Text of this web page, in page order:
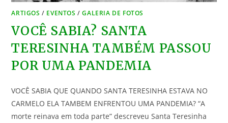
ARTIGOS / EVENTOS /GALERIA DE FOTOS
VOCÊ SABIA? SANTA
TERESINHA TAMBÉM PASSOU
POR UMA PANDEMIA
VOCÊ SABIA QUE QUANDO SANTA TERESINHA ESTAVA NO
CARMELO ELA TAMBEM ENFRENTOU UMA PANDEMIA? “A
morte reinava em toda parte” descreveu Santa Teresinha